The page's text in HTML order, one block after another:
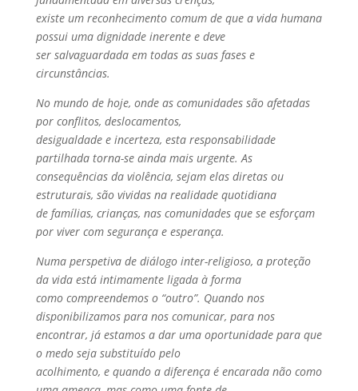
existe um reconhecimento comum de que a vida humana
possui uma dignidade inerente e deve
ser salvaguardada em todas as suas fases e
circunstâncias.
No mundo de hoje, onde as comunidades são afetadas
por conflitos, deslocamentos,
desigualdade e incerteza, esta responsabilidade
partilhada torna-se ainda mais urgente. As
consequências da violência, sejam elas diretas ou
estruturais, são vividas na realidade quotidiana
de famílias, crianças, nas comunidades que se esforçam
por viver com segurança e esperança.
Numa perspetiva de diálogo inter-religioso, a proteção
da vida está intimamente ligada à forma
como compreendemos o “outro”. Quando nos
disponibilizamos para nos comunicar, para nos
encontrar, já estamos a dar uma oportunidade para que
o medo seja substituído pelo
acolhimento, e quando a diferença é encarada não como